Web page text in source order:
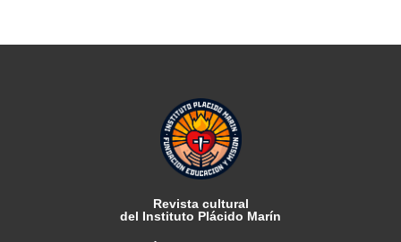
Revista cultural
del Instituto Plácido Marín